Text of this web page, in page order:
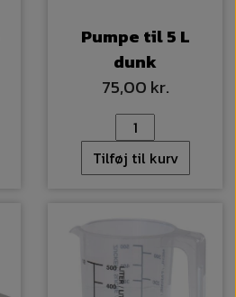
Pumpe til 5 L
dunk
75,00 kr.
Tilføj til kurv